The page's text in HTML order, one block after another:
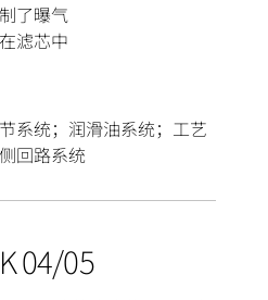
了曝气
滤芯中
系统；润滑油系统；工艺
回路系统
04/05